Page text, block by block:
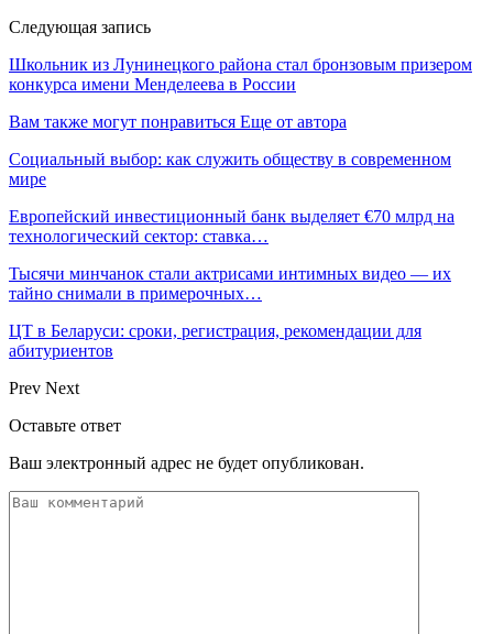
Следующая запись
Школьник из Лунинецкого района стал бронзовым призером
конкурса имени Менделеева в России
Вам также могут понравиться Еще от автора
Социальный выбор: как служить обществу в современном
мире
Европейский инвестиционный банк выделяет €70 млрд на
технологический сектор: ставка…
Тысячи минчанок стали актрисами интимных видео — их
тайно снимали в примерочных…
ЦТ в Беларуси: сроки, регистрация, рекомендации для
абитуриентов
Prev Next
Оставьте ответ
Ваш электронный адрес не будет опубликован.